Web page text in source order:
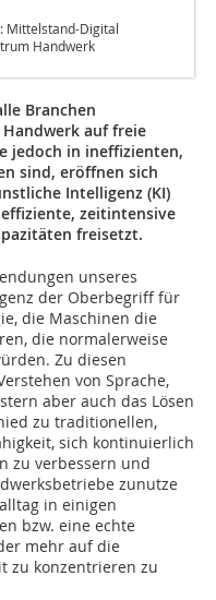
Mittelstand-Digital
Handwerk
Branchen
auf freie
jedoch in ineffizienten,
sind, eröffnen sich
Intelligenz (KI)
zeitintensive
freisetzt.
unseres
der Oberbegriff für
die Maschinen die
die normalerweise
Zu diesen
von Sprache,
aber auch das Lösen
zu traditionellen,
sich kontinuierlich
zu verbessern und
zunutze
in einigen
bzw. eine echte
mehr auf die
zu konzentrieren zu